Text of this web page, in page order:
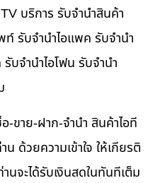
บริการ รับจำนำสินค้า
รับจำนำไอแพค รับจำนำ
บจำนำไอโฟน รับจำนำ
ขาย-ฝาก-จำนำ สินค้าไอที
ด้วยความเข้าใจ ให้เกียรติ
นจะได้รับเงินสดในทันทีเต็ม